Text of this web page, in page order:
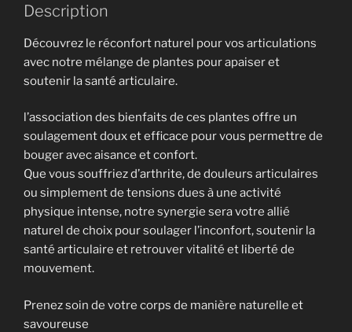
Description
Découvrez le réconfort naturel pour vos articulations
avec notre mélange de plantes pour apaiser et
soutenir la santé articulaire.
l’association des bienfaits de ces plantes offre un
soulagement doux et efficace pour vous permettre de
bouger avec aisance et confort.
Que vous souffriez d’arthrite, de douleurs articulaires
ou simplement de tensions dues à une activité
physique intense, notre synergie sera votre allié
naturel de choix pour soulager l’inconfort, soutenir la
santé articulaire et retrouver vitalité et liberté de
mouvement.
Prenez soin de votre corps de manière naturelle et
savoureuse